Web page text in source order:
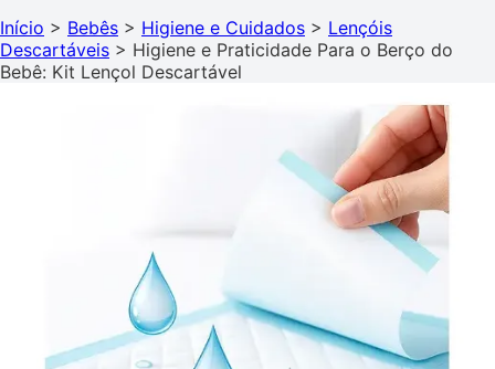
Início > Bebês > Higiene e Cuidados > Lençóis
Descartáveis > Higiene e Praticidade Para o Berço do
Bebê: Kit Lençol Descartável